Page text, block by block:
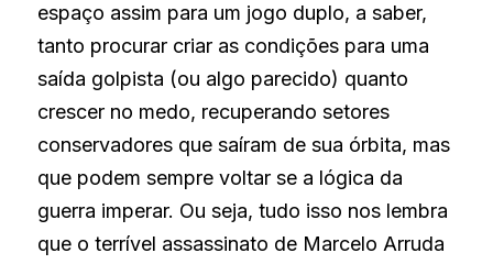
espaço assim para um jogo duplo, a saber,
tanto procurar criar as condições para uma
saída golpista (ou algo parecido) quanto
crescer no medo, recuperando setores
conservadores que saíram de sua órbita, mas
que podem sempre voltar se a lógica da
guerra imperar. Ou seja, tudo isso nos lembra
que o terrível assassinato de Marcelo Arruda